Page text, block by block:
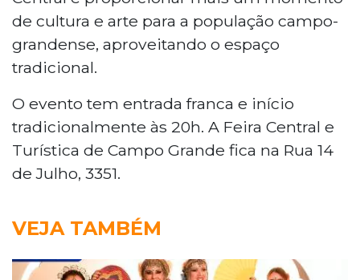
de cultura e arte para a população campo-
grandense, aproveitando o espaço
tradicional.
O evento tem entrada franca e início
tradicionalmente às 20h. A Feira Central e
Turística de Campo Grande fica na Rua 14
de Julho, 3351.
VEJA TAMBÉM